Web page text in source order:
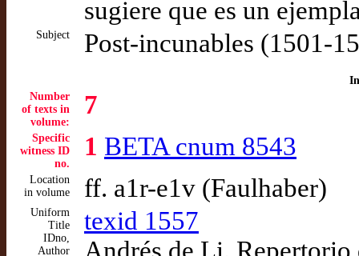
sugiere que es un
Subject Post-incunables (1501-
Number
of texts in
volume:
7
Specific
witness ID
no.
1 BETA cnum 8543
Location
in volume
ff. a1r-e1v (Faulhaber)
Uniform
Title
IDno,
Author
texid 1557